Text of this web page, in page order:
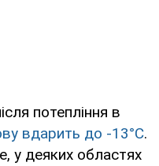
потепління в
вдарить до -13°С.
у деяких областях